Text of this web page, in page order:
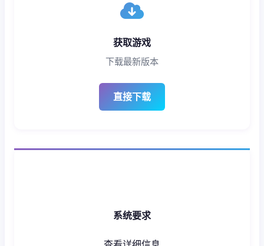
获取游戏
下载最新版本
直接下载
系统要求